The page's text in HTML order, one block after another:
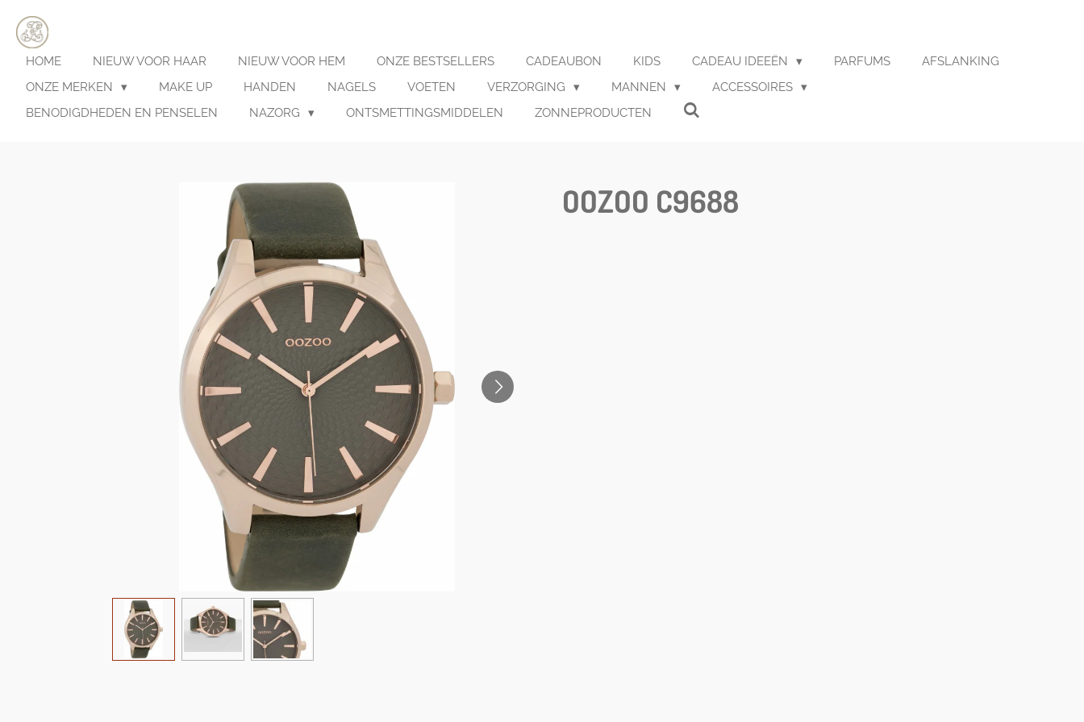
Ga
direct
naar
hoofdinhoud
HOME NIEUW VOOR HAAR NIEUW VOOR HEM ONZE BESTSELLERS CADEAUBON KIDS CADEAU IDEEËN PARFUMS
AFSLANKING
ONZE MERKEN
MAKE UP HANDEN NAGELS VOETEN VERZORGING MANNEN
ACCESSOIRES
BENODIGDHEDEN EN PENSELEN
NAZORG ONTSMETTINGSMIDDELEN ZONNEPRODUCTEN
OOZOO C9688